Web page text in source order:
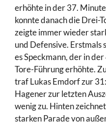
erhöhte in der 37.
konnte danach die Drei-
zeigte immer wieder
und Defensive.
es Speckmann, der in
Tore-Führung erhöhte.
traf Lukas Emdorf zur
Hagener zur letzten
wenig zu. Hinten
starken Parade von